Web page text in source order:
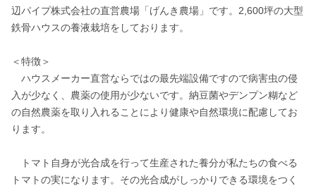
辺パイプ株式会社の直営農場「げんき農場」です。2,600坪の大型
鉄骨ハウスの養液栽培をしております。
＜特徴＞
ハウスメーカー直営ならではの最先端設備ですので病害虫の侵
入が少なく、農薬の使用が少ないです。納豆菌やデンプン糊など
の自然農薬を取り入れることにより健康や自然環境に配慮してお
ります。
トマト自身が光合成を行って生産された養分が私たちの食べる
トマトの実になります。その光合成がしっかりできる環境をつく